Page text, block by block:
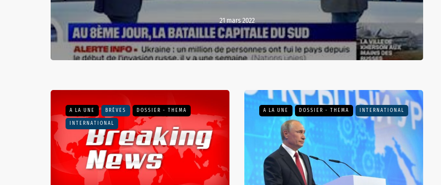
21 mars 2022
A LA UNE BRÈVES DOSSIER - THEMA
INTERNATIONAL
A LA UNE DOSSIER - THEMA INTERNATIONAL